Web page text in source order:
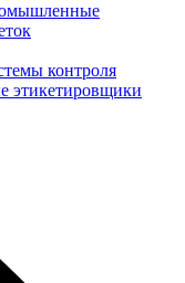
контроля
этикетировщики